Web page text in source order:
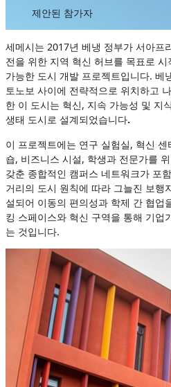
제안된 참가자
세메시는 2017년 베냉 정부가 서아프
전을 위한 지역 혁신 허브를 목표로
가능한 도시 개발 프로젝트입니다. 베
토노보 사이에 전략적으로 위치하고
한 이 도시는 혁신, 지속 가능성 및 지
생태 도시로 설계되었습니다.
이 프로젝트에는 연구 실험실, 혁신
숍, 비즈니스 시설, 학생과 전문가를
갖춘 종합적인 캠퍼스 네트워크가 포
거리의 도시 원칙에 따라 그늘진 보행
설되어 이동의 편의성과 학제 간 협업
킹 스페이스와 혁신 구역을 통해 기업
는 것입니다.